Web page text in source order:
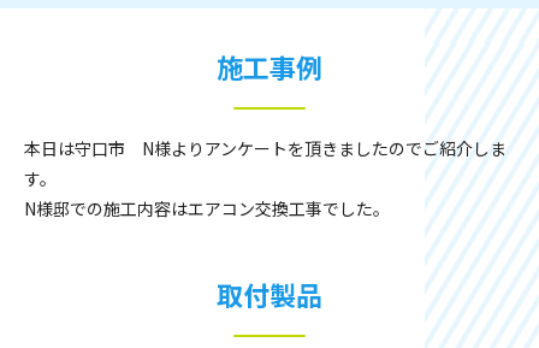
施工事例
本日は守口市 N様よりアンケートを頂きましたのでご紹介しま
す。
N様邸での施工内容はエアコン交換工事でした。
取付製品